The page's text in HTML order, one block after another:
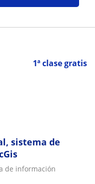
1ª clase gratis
sistema de
de información